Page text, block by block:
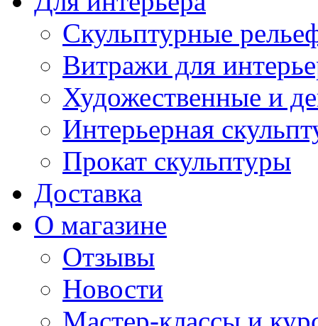
Скульптурные
Витражи для
Художественные и
Интерьерная
Прокат скульптуры
Доставка
О магазине
Отзывы
Новости